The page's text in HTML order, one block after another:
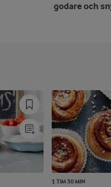
godare och
1 TIM 30 MIN